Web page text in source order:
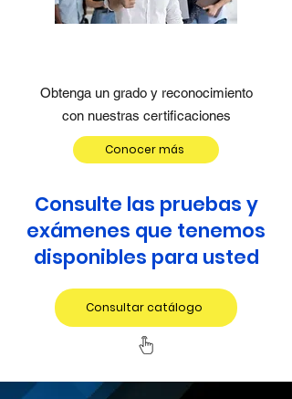
Obtenga un grado y reconocimiento
con nuestras certificaciones
Conocer más
Consulte las pruebas y
exámenes que tenemos
disponibles para usted
Consultar catálogo